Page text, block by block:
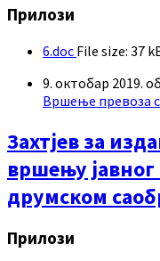
Прилози
6.doc File size: 37
9. октобар 2019.
Вршење превоза
Захтјев за
вршењу
друмском
Прилози